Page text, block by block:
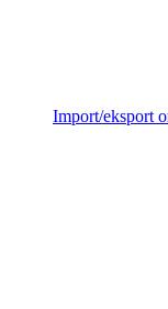
Import/eksport